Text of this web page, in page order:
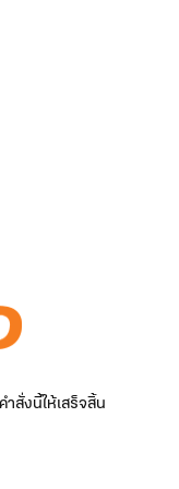
สั่งนี้ให้เสร็จสิ้น